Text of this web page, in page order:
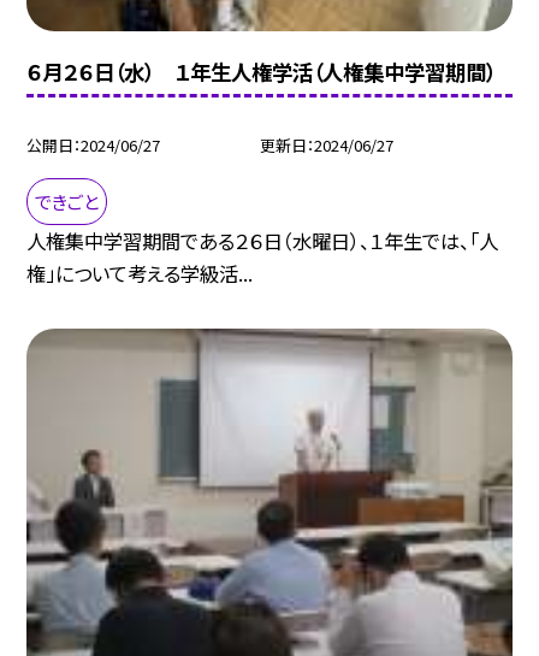
６月２６日（水） １年生人権学活（人権集中学習期間）
公開日 2024/06/27 更新日 2024/06/27
できごと
人権集中学習期間である２６日（水曜日）、１年生では、「人
権」について考える学級活...